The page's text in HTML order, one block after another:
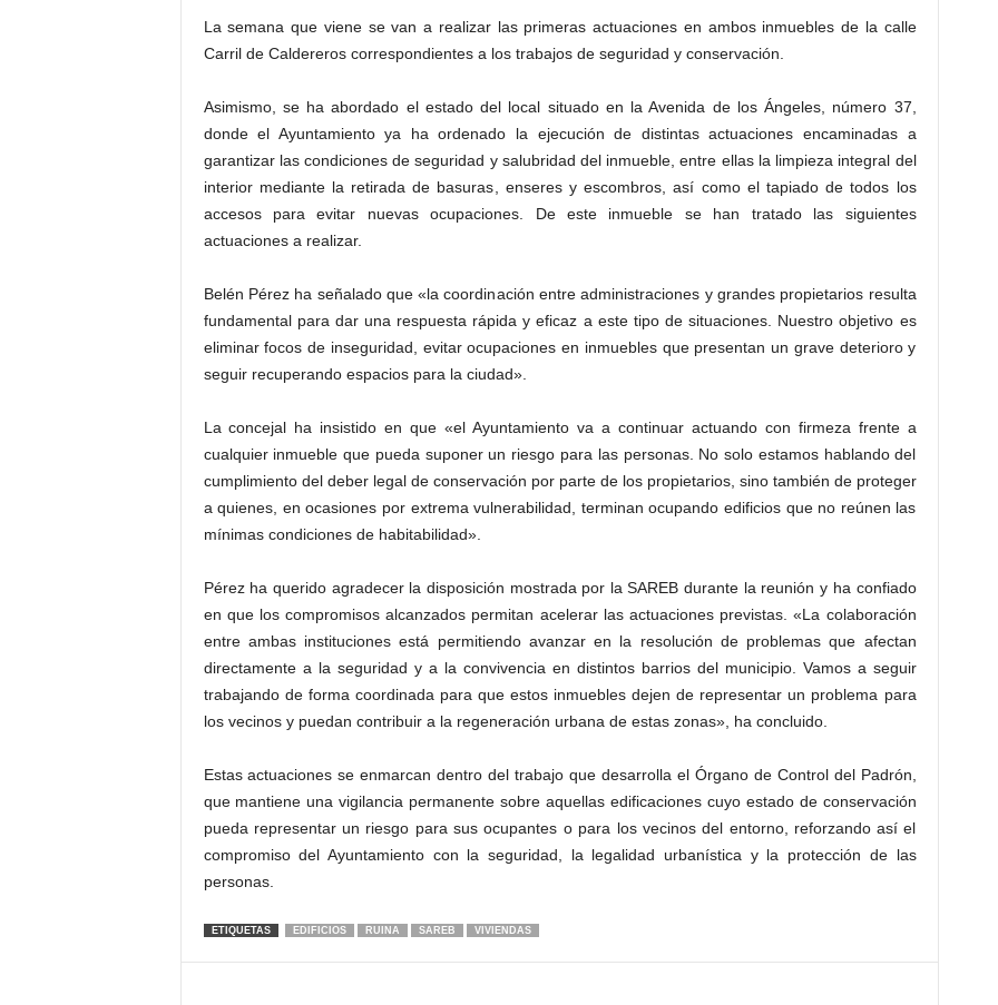
La semana que viene se van a realizar las primeras actuaciones en ambos inmuebles de la calle
Carril de Caldereros correspondientes a los trabajos de seguridad y conservación.
Asimismo, se ha abordado el estado del local situado en la Avenida de los Ángeles, número 37,
donde el Ayuntamiento ya ha ordenado la ejecución de distintas actuaciones encaminadas a
garantizar las condiciones de seguridad y salubridad del inmueble, entre ellas la limpieza integral del
interior mediante la retirada de basuras, enseres y escombros, así como el tapiado de todos los
accesos para evitar nuevas ocupaciones. De este inmueble se han tratado las siguientes
actuaciones a realizar.
Belén Pérez ha señalado que «la coordinación entre administraciones y grandes propietarios resulta
fundamental para dar una respuesta rápida y eficaz a este tipo de situaciones. Nuestro objetivo es
eliminar focos de inseguridad, evitar ocupaciones en inmuebles que presentan un grave deterioro y
seguir recuperando espacios para la ciudad».
La concejal ha insistido en que «el Ayuntamiento va a continuar actuando con firmeza frente a
cualquier inmueble que pueda suponer un riesgo para las personas. No solo estamos hablando del
cumplimiento del deber legal de conservación por parte de los propietarios, sino también de proteger
a quienes, en ocasiones por extrema vulnerabilidad, terminan ocupando edificios que no reúnen las
mínimas condiciones de habitabilidad».
Pérez ha querido agradecer la disposición mostrada por la SAREB durante la reunión y ha confiado
en que los compromisos alcanzados permitan acelerar las actuaciones previstas. «La colaboración
entre ambas instituciones está permitiendo avanzar en la resolución de problemas que afectan
directamente a la seguridad y a la convivencia en distintos barrios del municipio. Vamos a seguir
trabajando de forma coordinada para que estos inmuebles dejen de representar un problema para
los vecinos y puedan contribuir a la regeneración urbana de estas zonas», ha concluido.
Estas actuaciones se enmarcan dentro del trabajo que desarrolla el Órgano de Control del Padrón,
que mantiene una vigilancia permanente sobre aquellas edificaciones cuyo estado de conservación
pueda representar un riesgo para sus ocupantes o para los vecinos del entorno, reforzando así el
compromiso del Ayuntamiento con la seguridad, la legalidad urbanística y la protección de las
personas.
ETIQUETAS EDIFICIOS RUINA SAREB VIVIENDAS